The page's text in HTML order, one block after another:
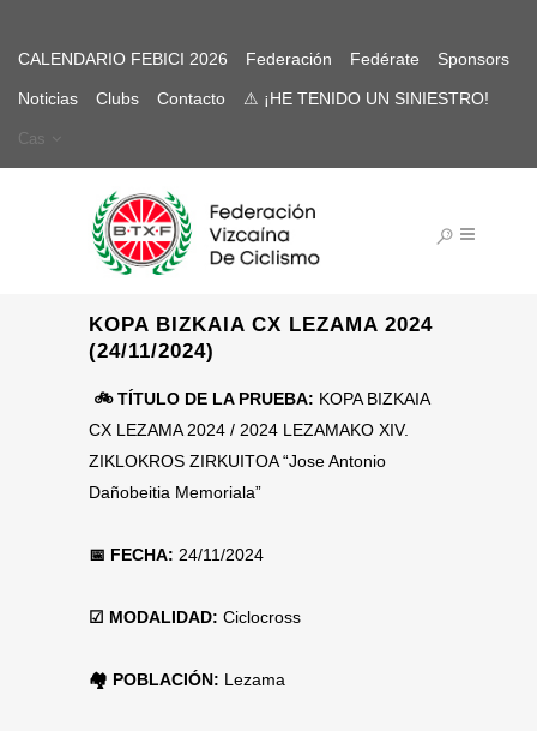
CALENDARIO FEBICI 2026 Federación Fedérate Sponsors
Noticias Clubs Contacto ⚠ ¡HE TENIDO UN SINIESTRO!
Cas
KOPA BIZKAIA CX LEZAMA 2024
(24/11/2024)
🚲TÍTULO DE LA PRUEBA: KOPA BIZKAIA
CX LEZAMA 2024 / 2024 LEZAMAKO XIV.
ZIKLOKROS ZIRKUITOA “Jose Antonio
Dañobeitia Memoriala”
📅 FECHA: 24/11/2024
☑ MODALIDAD: Ciclocross
🏘 POBLACIÓN: Lezama